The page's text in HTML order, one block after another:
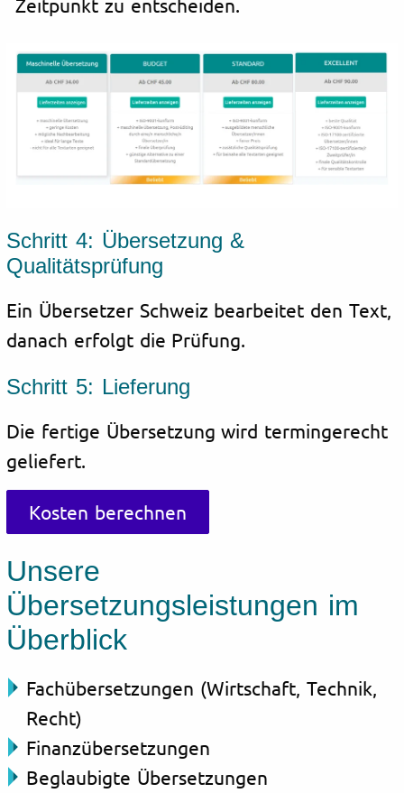
Schritt 4: Übersetzung &
Qualitätsprüfung
Ein Übersetzer Schweiz bearbeitet den Text,
danach erfolgt die Prüfung.
Schritt 5: Lieferung
Die fertige Übersetzung wird termingerecht
geliefert.
Kosten berechnen
Unsere
Übersetzungsleistungen im
Überblick
Fachübersetzungen (Wirtschaft, Technik,
Recht)
Finanzübersetzungen
Beglaubigte Übersetzungen